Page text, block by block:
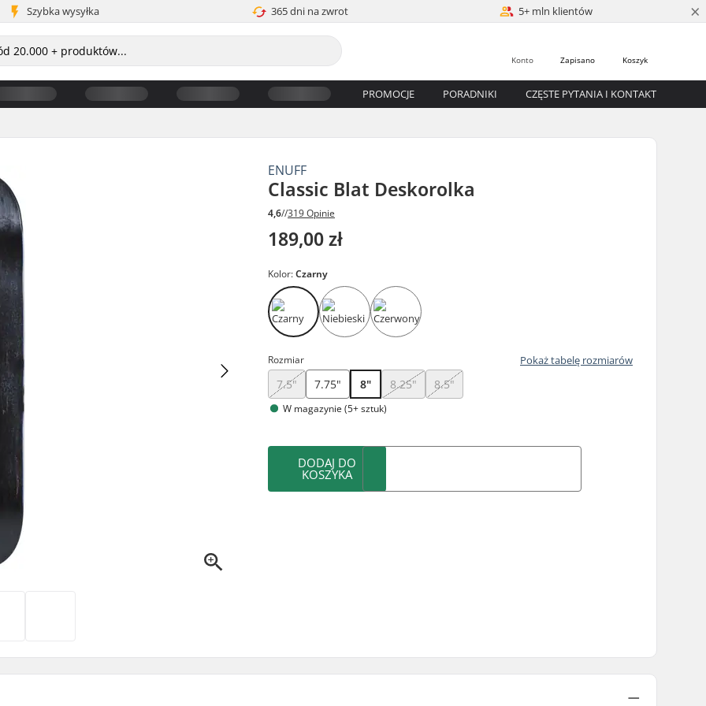
Szybka wysyłka 365 dni na zwrot 5+ mln klientów ×
Koszyk
Zapisano
Konto
PROMOCJE PORADNIKI CZĘSTE PYTANIA I KONTAKT
ENUFF
Classic Blat Deskorolka
4,6//319 Opinie
189,00 zł
Kolor:Czarny
Rozmiar Pokaż tabelę rozmiarów
7.5" 7.75" 8" 8.25" 8.5"
W magazynie (5+ sztuk)
DODAJ DO
KOSZYKA